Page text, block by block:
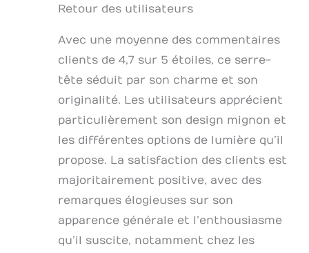
Retour des utilisateurs
Avec une moyenne des commentaires
clients de 4,7 sur 5 étoiles, ce serre-
tête séduit par son charme et son
originalité. Les utilisateurs apprécient
particulièrement son design mignon et
les différentes options de lumière qu’il
propose. La satisfaction des clients est
majoritairement positive, avec des
remarques élogieuses sur son
apparence générale et l’enthousiasme
qu’il suscite, notamment chez les